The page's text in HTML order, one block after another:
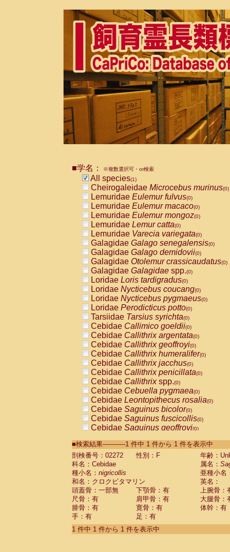
■学名： ※複数選択可・or検索
All species(1)
Cheirogaleidae Microcebus murinus(0)
Lemuridae Eulemur fulvus(0)
Lemuridae Eulemur macaco(0)
Lemuridae Eulemur mongoz(0)
Lemuridae Lemur catta(0)
Lemuridae Varecia variegata(0)
Galagidae Galago senegalensis(0)
Galagidae Galago demidovii(0)
Galagidae Otolemur crassicaudatus(0)
Galagidae Galagidae spp.(0)
Loridae Loris tardigradus(0)
Loridae Nycticebus coucang(0)
Loridae Nycticebus pygmaeus(0)
Loridae Perodicticus potto(0)
Tarsiidae Tarsius syrichta(0)
Cebidae Callimico goeldii(0)
Cebidae Callithrix argentata(0)
Cebidae Callithrix geoffroyi(0)
Cebidae Callithrix humeralifer(0)
Cebidae Callithrix jacchus(0)
Cebidae Callithrix penicillata(0)
Cebidae Callithrixspp.(0)
Cebidae Cebuella pygmaea(0)
Cebidae Leontopithecus rosalia(0)
Cebidae Saguinus bicolor(0)
Cebidae Saguinus fuscicollis(0)
Cebidae Saguinus geoffroyi(0)
CebidaeSaguinus labiatus(0)
Cebidae Saguinus leucopus (0)
Cebidae
CebidaeSaguinus mystax
CebidaeSaguinus nigricollis (1)
Cebidae Saguinus oedipus
Cebidae Saguinus weddelli
Cebidae Saguinusspp.
Cebidae Aotus trivirgatus
Cebidae Cebus albifrons
■検索結果-----------1 件中 1 件から 1 件を表示中
剖検番号：02272
性別：F
年齢：
科名：Cebidae
属名：
種小名： nigricollis
亜種小名
和名：クロクビタマリン
英名：
頭蓋骨：一部無
下顎骨：有
上腕骨：
尺骨：有
肩甲骨：有
大腿骨：
腓骨：有
寛骨：有
体幹：有
手：有
足：有
1 件中 1 件から 1 件を表示中